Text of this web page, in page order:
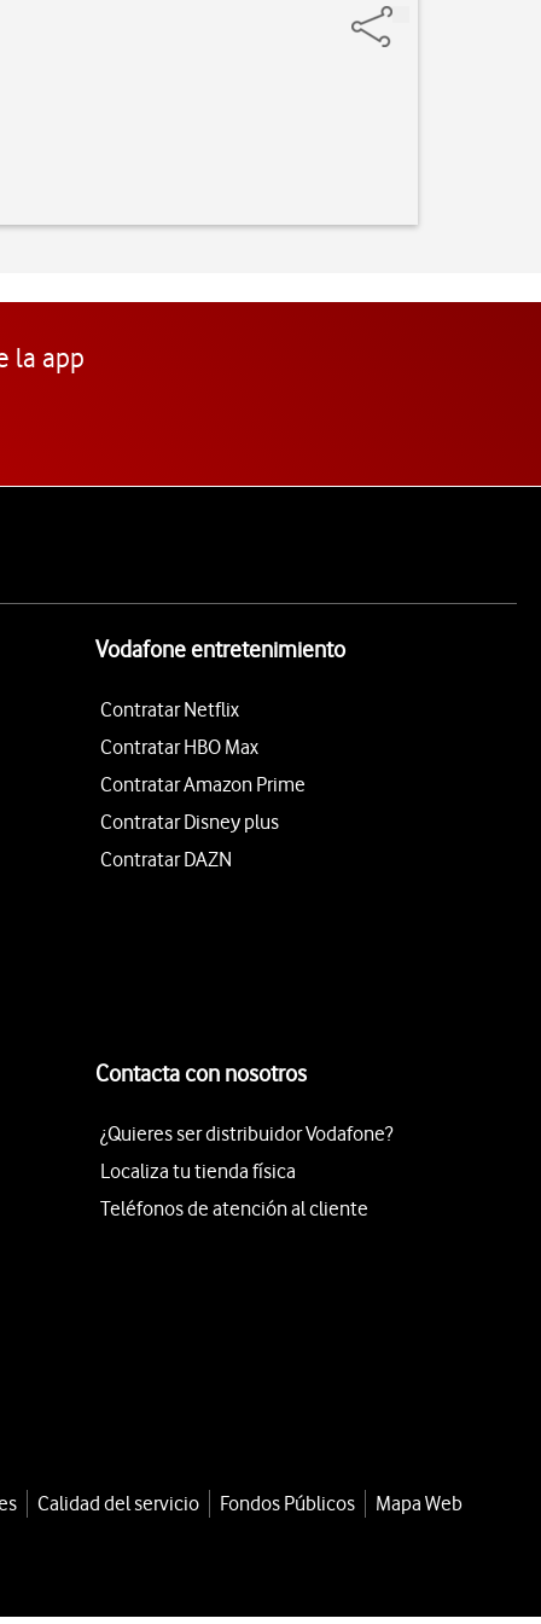
la app
Vodafone entretenimiento
Contratar Netflix
Contratar HBO Max
Contratar Amazon Prime
Contratar Disney plus
Contratar DAZN
Contacta con nosotros
¿Quieres ser distribuidor Vodafone?
Localiza tu tienda física
Teléfonos de atención al cliente
Calidad del servicio Fondos Públicos
Mapa Web